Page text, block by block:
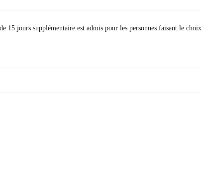
15 jours supplémentaire est admis pour les personnes faisant le